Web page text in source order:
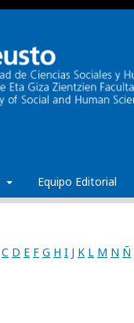
Equipo Editorial
C D E F G H I J K L M N Ñ